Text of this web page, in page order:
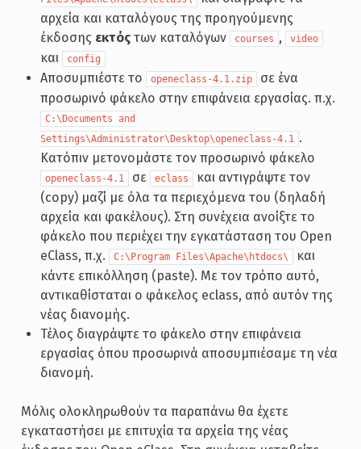
αρχεία και καταλόγους της προηγούμενης
έκδοσης εκτόςτων καταλόγων courses , video
και config
Αποσυμπιέστε το openeclass-4.1.zip
σε ένα
προσωρινό φάκελο στην επιφάνεια εργασίας. π.χ.
C:\Documents and
Settings\Administrator\Desktop\openeclass-4.1 .
Κατόπιν μετονομάστε τον προσωρινό φάκελο
openeclass-4.1 σε eclass
και αντιγράψτε τον
(copy) μαζί με όλα τα περιεχόμενα του (δηλαδή
αρχεία και φακέλους). Στη συνέχεια ανοίξτε το
φάκελο που περιέχει την εγκατάσταση του Open
eClass, π.χ.
C:\Program Files\Apache\htdocs\
και
κάντε επικόλληση (paste). Με τον τρόπο αυτό,
αντικαθίσταται ο φάκελος eclass, από αυτόν της
νέας διανομής.
Τέλος διαγράψτε το φάκελο στην επιφάνεια
εργασίας όπου προσωρινά αποσυμπιέσαμε τη νέα
διανομή.
Μόλις ολοκληρωθούν τα παραπάνω θα έχετε
εγκαταστήσει με επιτυχία τα αρχεία της νέας